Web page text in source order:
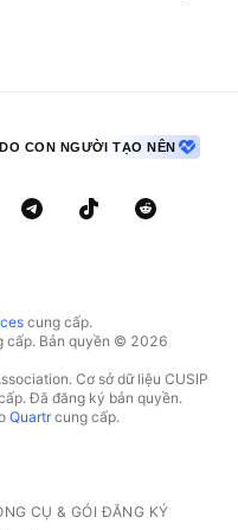
CON NGƯỜI TẠO NÊN
cung cấp.
cấp. Bản quyền © 2026
Cơ sở dữ liệu CUSIP
Đã đăng ký bản quyền.
Quartrcung cấp.
CỤ & GÓI ĐĂNG KÝ